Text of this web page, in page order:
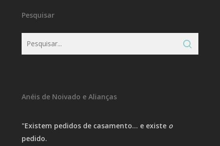
Pesquisar
Anéis de Noivado e Alianças
"Existem pedidos de casamento… e existe o
pedido.